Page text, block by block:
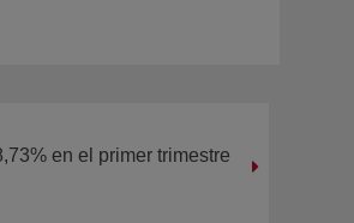
en el primer trimestre